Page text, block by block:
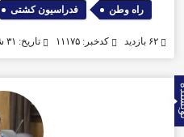
راه وطن , فدراسیون کشتی
کدخبر: ۱۱۱۷۵ تاریخ: ۳۱ شهریور ۱۴۰۴